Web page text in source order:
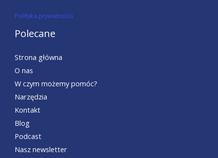
Polityka prywatności
Polecane
Strona główna
O nas
W czym możemy pomóc?
Narzędzia
Kontakt
Blog
Podcast
Nasz newsletter